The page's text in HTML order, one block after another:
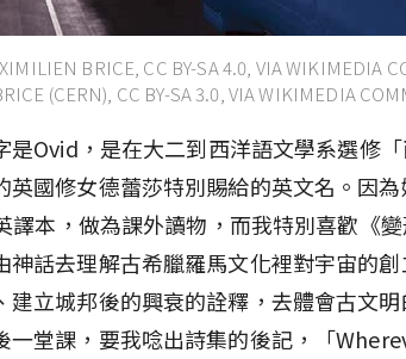
BRICE, CC BY-SA 4.0, VIA WIKIMEDIA
(CERN), CC BY-SA 3.0, VIA WIKIMEDIA
是Ovid，是在大二到西洋語文學系選修「
英國修女德蕾莎特別賜給的英文名。因
譯本，做為課外讀物，而我特別喜歡《
神話去理解古希臘羅馬文化裡對宇宙的創
建立城邦後的興衰的詮釋，去體會古文
一堂課，要我唸出詩集的後記，「